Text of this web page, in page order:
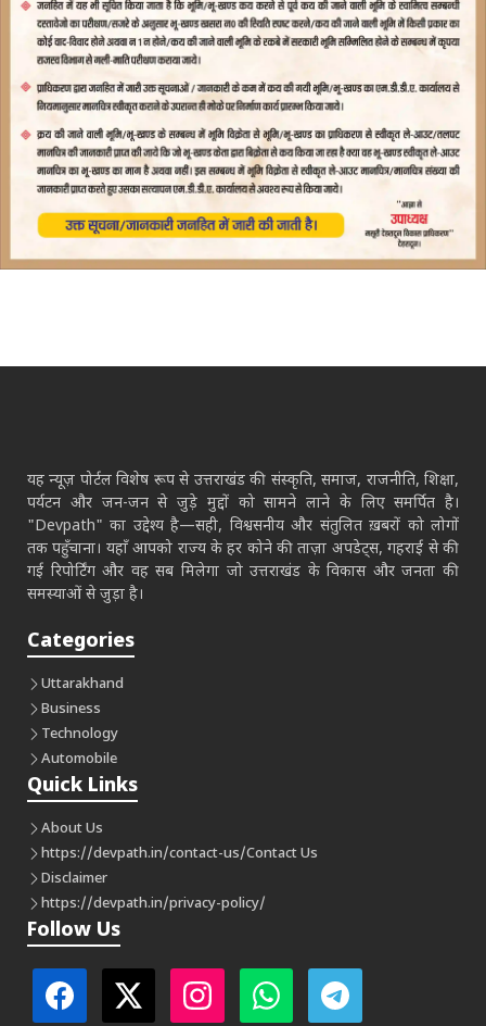
यह न्यूज़ पोर्टल विशेष रूप से उत्तराखंड की संस्कृति, समाज, राजनीति, शिक्षा,
पर्यटन और जन-जन से जुड़े मुद्दों को सामने लाने के लिए समर्पित है।
"Devpath" का उद्देश्य है—सही, विश्वसनीय और संतुलित ख़बरों को लोगों
तक पहुँचाना। यहाँ आपको राज्य के हर कोने की ताज़ा अपडेट्स, गहराई से की
गई रिपोर्टिंग और वह सब मिलेगा जो उत्तराखंड के विकास और जनता की
समस्याओं से जुड़ा है।
Categories
Uttarakhand
Business
Technology
Automobile
Quick Links
About Us
https://devpath.in/contact-us/Contact Us
Disclaimer
https://devpath.in/privacy-policy/
Follow Us